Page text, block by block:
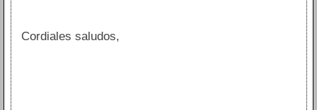
Cordiales saludos,